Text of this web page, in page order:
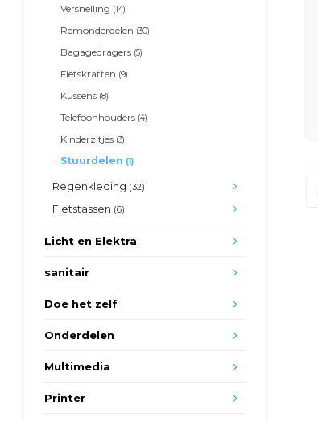
Versnelling (14)
Remonderdelen (30)
Bagagedragers (5)
Fietskratten (9)
Kussens (8)
Telefoonhouders (4)
Kinderzitjes (3)
Stuurdelen (1)
Regenkleding (32)
Fietstassen (6)
Licht en Elektra
sanitair
Doe het zelf
Onderdelen
Multimedia
Printer